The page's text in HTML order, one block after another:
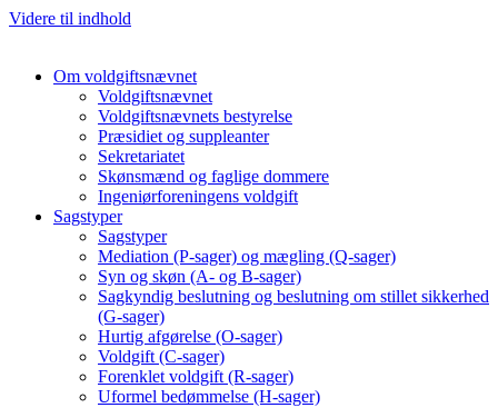
Videre til indhold
Om voldgiftsnævnet
Voldgiftsnævnet
Voldgiftsnævnets bestyrelse
Præsidiet og suppleanter
Sekretariatet
Skønsmænd og faglige dommere
Ingeniørforeningens voldgift
Sagstyper
Sagstyper
Mediation (P-sager) og mægling (Q-sager)
Syn og skøn (A- og B-sager)
Sagkyndig beslutning og beslutning om stillet sikkerhed
(G-sager)
Hurtig afgørelse (O-sager)
Voldgift (C-sager)
Forenklet voldgift (R-sager)
Uformel bedømmelse (H-sager)